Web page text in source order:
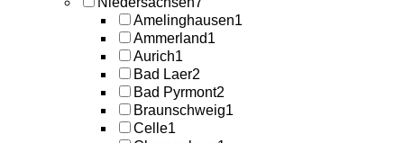
Amelinghausen1
Ammerland1
Aurich1
Bad Laer2
Bad Pyrmont2
Braunschweig1
Celle1